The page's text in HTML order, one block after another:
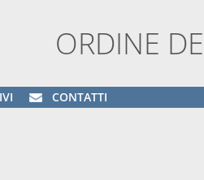
ORDINE
CONTATTI